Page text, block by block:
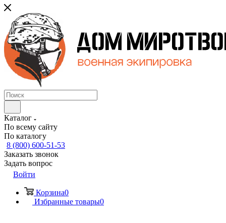
Каталог
По всему сайту
По каталогу
8 (800) 600-51-53
Заказать звонок
Задать вопрос
Войти
Корзина0
Избранные товары0